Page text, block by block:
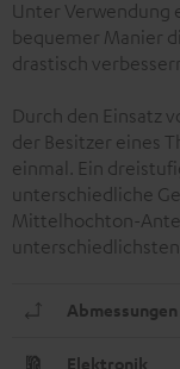
Unter Verwendung
bequemer Manier
drastisch
Durch den Einsatz
der Besitzer eines
einmal. Ein
unterschiedliche
Mittelhochton-
Abmessungen
Elektronik